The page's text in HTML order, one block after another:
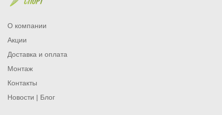
О компании
Акции
Доставка и оплата
Монтаж
Контакты
Новости | Блог